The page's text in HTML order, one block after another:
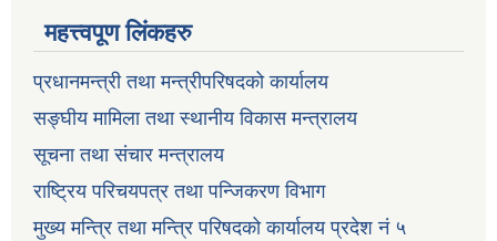
महत्त्वपूण लिंकहरु
प्रधानमन्त्री तथा मन्त्रीपरिषदको कार्यालय
सङ्घीय मामिला तथा स्थानीय विकास मन्त्रालय
सूचना तथा संचार मन्त्रालय
राष्ट्रिय परिचयपत्र तथा पन्जिकरण विभाग
मुख्य मन्त्रि तथा मन्त्रि परिषदको कार्यालय प्रदेश नं ५